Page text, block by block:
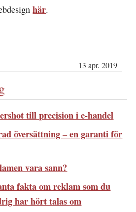
här.
13 apr. 2019
till precision i e-handel
översättning – en garanti för
vara sann?
fakta om reklam som du
har hört talas om